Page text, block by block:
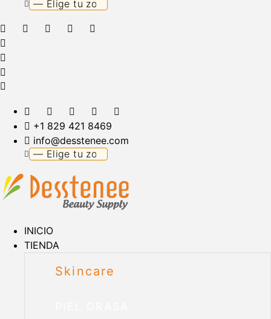
+1 829 421 8469
info@desstenee.com
INICIO
TIENDA
Skincare